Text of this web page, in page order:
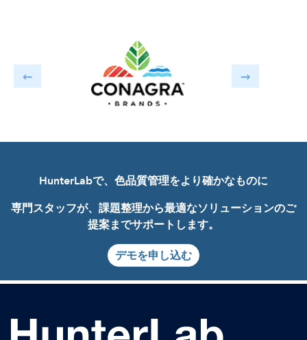
HunterLabで、色品質管理をより確かなものに
専門スタッフが、課題整理から最適なソリューションのご
提案までサポートします。
デモを申し込む